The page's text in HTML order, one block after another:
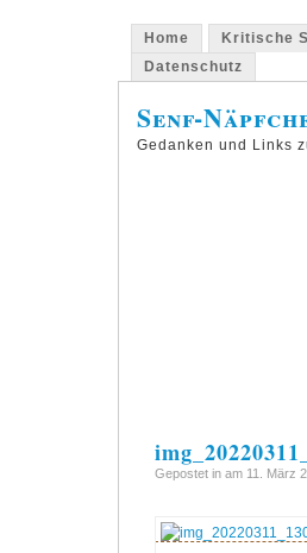
Home Kritische
Datenschutz
Senf-
Gedanken und Links
Gepostet in am 11. März